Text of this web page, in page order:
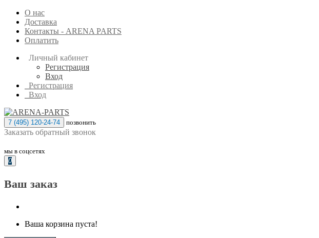
О нас
Доставка
Контакты - ARENA PARTS
Оплатить
Личный кабинет
Регистрация
Вход
Регистрация
Вход
7 (495) 120-24-74 позвонить
Заказать обратный звонок
мы в соцсетях
0
Ваш заказ
Ваша корзина пуста!